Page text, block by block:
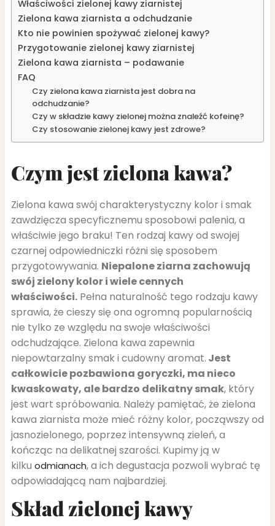
Właściwości zielonej kawy ziarnistej
Zielona kawa ziarnista a odchudzanie
Kto nie powinien spożywać zielonej kawy?
Przygotowanie zielonej kawy ziarnistej
Zielona kawa ziarnista – podawanie
FAQ
Czy zielona kawa ziarnista jest dobra na
odchudzanie?
Czy w składzie kawy zielonej można znaleźć kofeinę?
Czy stosowanie zielonej kawy jest zdrowe?
Czym jest zielona kawa?
Zielona kawa swój charakterystyczny kolor i smak
zawdzięcza specyficznemu sposobowi palenia, a
właściwie jego braku! Ten rodzaj kawy od swojej
czarnej odpowiedniczki różni się sposobem
przygotowywania. Niepalone ziarna zachowują
swój zielony kolor i wiele cennych
właściwości. Pełna naturalność tego rodzaju kawy
sprawia, że cieszy się ona ogromną popularnością
nie tylko ze względu na swoje właściwości
odchudzające. Zielona kawa zapewnia
niepowtarzalny smak i cudowny aromat. Jest
całkowicie pozbawiona goryczki, ma nieco
kwaskowaty, ale bardzo delikatny smak, który
jest wart spróbowania. Należy pamiętać, że zielona
kawa ziarnista może mieć różny kolor, począwszy od
jasnozielonego, poprzez intensywną zieleń, a
kończąc na delikatnej szarości. Kupimy ją w
kilku odmianach, a ich degustacja pozwoli wybrać tę
odpowiadającą nam najbardziej.
Skład zielonej kawy